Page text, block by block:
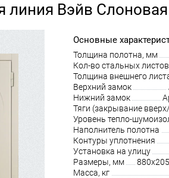
линия Вэйв
Основные
Толщина полотна, мм
Кол-во стальных листов
Толщина внешнего
Верхний замок
Нижний замок
Тяги (закрывание
Уровень тепло-
Наполнитель полотна
Контуры уплотнения
Установка на улицу
Размеры, мм
Масса, кг